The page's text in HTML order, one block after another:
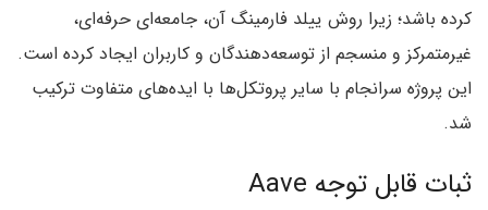
کرده باشد؛ زیرا روش ییلد فارمینگ آن، جامعه‌ای حرفه‌ای،
غیرمتمرکز و منسجم از توسعه‌دهندگان و کاربران ایجاد کرده است.
این پروژه سرانجام با سایر پروتکل‌ها با ایده‌های متفاوت ترکیب
شد.
ثبات قابل توجه Aave